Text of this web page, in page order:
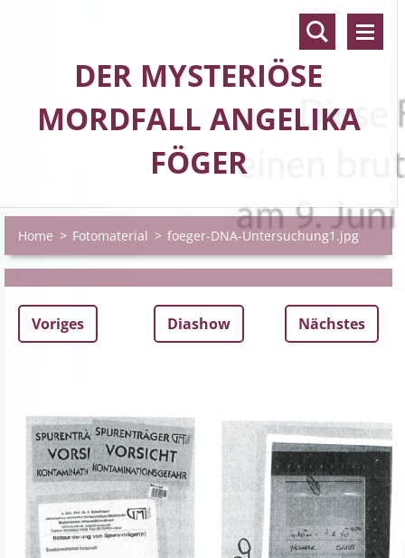
DER MYSTERIÖSE
MORDFALL ANGELIKA
FÖGER
Home > Fotomaterial > foeger-DNA-Untersuchung1.jpg
Voriges Diashow Nächstes